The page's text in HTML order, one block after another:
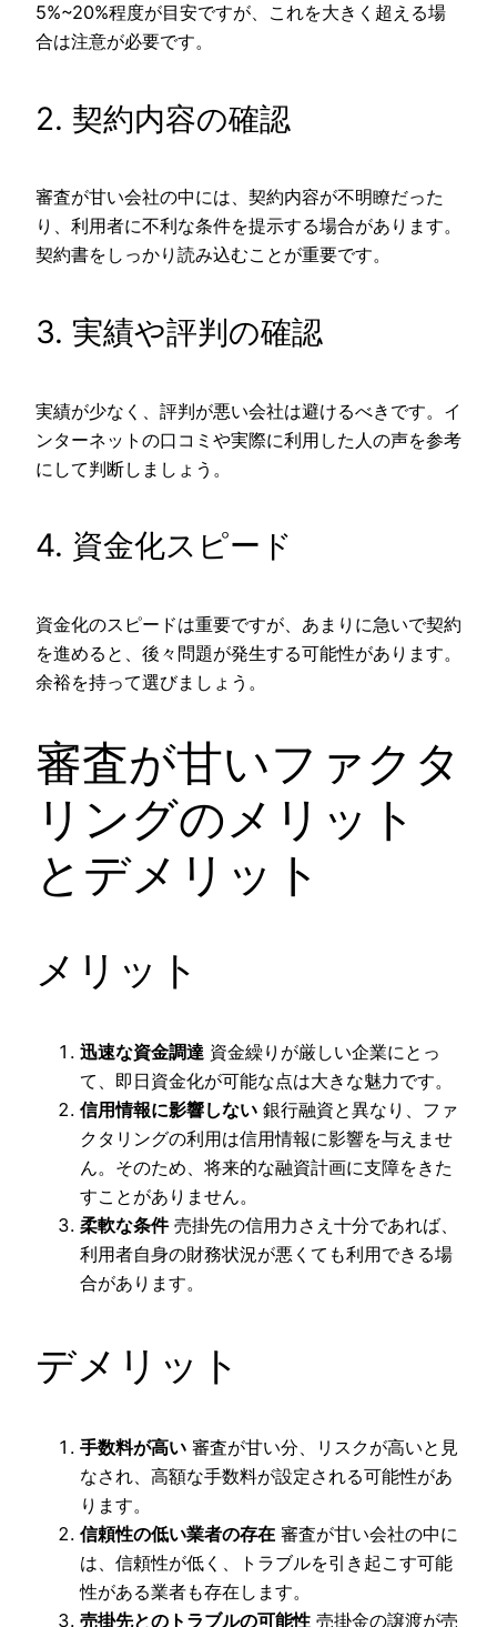
5%~20%程度が目安ですが、これを大きく超える場
合は注意が必要です。
2. 契約内容の確認
審査が甘い会社の中には、契約内容が不明瞭だった
り、利用者に不利な条件を提示する場合があります。
契約書をしっかり読み込むことが重要です。
3. 実績や評判の確認
実績が少なく、評判が悪い会社は避けるべきです。イ
ンターネットの口コミや実際に利用した人の声を参考
にして判断しましょう。
4. 資金化スピード
資金化のスピードは重要ですが、あまりに急いで契約
を進めると、後々問題が発生する可能性があります。
余裕を持って選びましょう。
審査が甘いファクタ
リングのメリット
とデメリット
メリット
迅速な資金調達 資金繰りが厳しい企業にとっ
て、即日資金化が可能な点は大きな魅力です。
信用情報に影響しない 銀行融資と異なり、ファ
クタリングの利用は信用情報に影響を与えませ
ん。そのため、将来的な融資計画に支障をきた
すことがありません。
柔軟な条件売掛先の信用力さえ十分であれば、
利用者自身の財務状況が悪くても利用できる場
合があります。
デメリット
手数料が高い 審査が甘い分、リスクが高いと見
なされ、高額な手数料が設定される可能性があ
ります。
信頼性の低い業者の存在 審査が甘い会社の中に
は、信頼性が低く、トラブルを引き起こす可能
性がある業者も存在します。
売掛先とのトラブルの可能性 売掛金の譲渡が売